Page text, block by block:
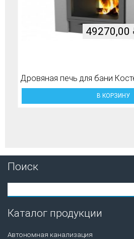
Дровяная печь для бани
49270,00
В КОРЗИНУ
Поиск
Каталог продукции
Автономная канализация